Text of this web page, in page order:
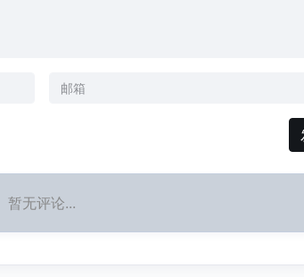
暂无评论...